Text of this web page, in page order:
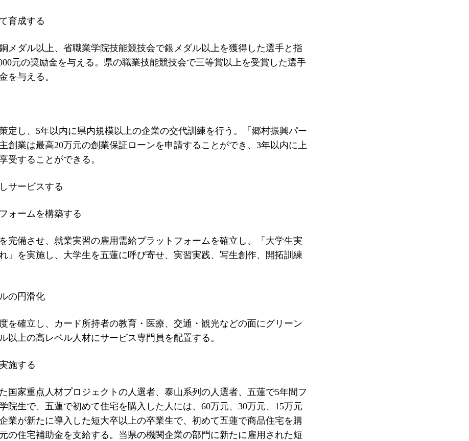
育成する
メダル以上、省職業学院技能競技会で銀メダル以上を獲得した選手と指
元の奨励金を与える。県の職業技能競技会で三等賞以上を受賞した選手
を与える。
定し、5年以内に県内規模以上の企業の交代訓練を行う。「郷村振興パー
創業は最高20万元の創業保証ローンを申請することができ、3年以内に上
受することができる。
サービスする
ォームを構築する
完備させ、就業実習の雇用需給プラットフォームを確立し、「大学生実
」を実施し、大学生を五蓮に呼び寄せ、実習実践、写生創作、開拓訓練
の円滑化
を確立し、カード所持者の教育・医療、交通・観光などの面にグリーン
以上の高レベル人材にサービス専門員を配置する。
施する
国家重点人材プロジェクトの人選者、泰山系列の人選者、五蓮で5年間フ
院生で、五蓮で初めて住宅を購入した人には、60万元、30万元、15万元
業が新たに導入した短大卒以上の卒業生で、初めて五蓮で商品住宅を購
の住宅補助金を支給する。当県の機関企業の部門に新たに雇用された短